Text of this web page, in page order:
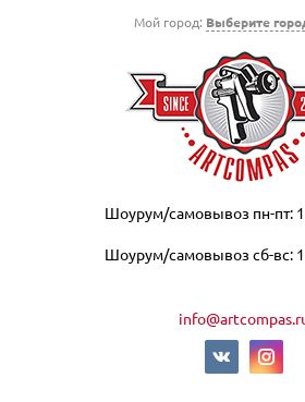
Мой город: Выберите
Шоурум/самовывоз пн-пт:
Шоурум/самовывоз сб-вс: